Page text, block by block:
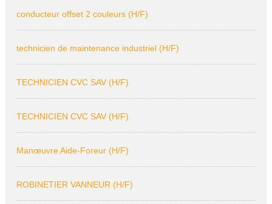
conducteur offset 2 couleurs (H/F)
technicien de maintenance industriel (H/F)
TECHNICIEN CVC SAV (H/F)
TECHNICIEN CVC SAV (H/F)
Manœuvre Aide-Foreur (H/F)
ROBINETIER VANNEUR (H/F)